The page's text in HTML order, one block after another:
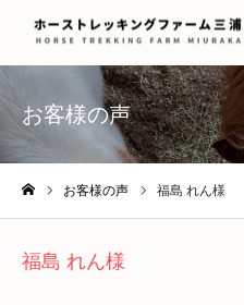
お客様の声
お客様の声 福島 れん様
福島 れん様